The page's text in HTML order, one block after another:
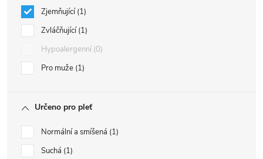
Zjemňující 1
Zvláčňující 1
Hypoalergenní 0
Pro muže 1
Určeno pro pleť
Normální a smíšená 1
Suchá 1